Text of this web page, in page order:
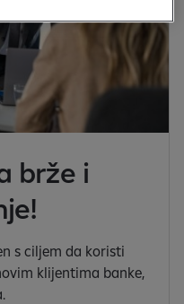
brže i
s ciljem da koristi
klijentima banke,